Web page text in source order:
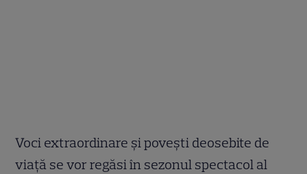
Voci extraordinare şi poveşti deosebite de
viaţă se vor regăsi în sezonul spectacol al